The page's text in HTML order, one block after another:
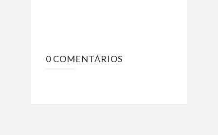
0 COMENTÁRIOS